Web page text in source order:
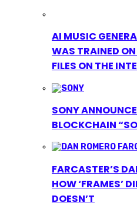
AI MUSIC
WAS TRAINED
FILES ON THE
SONY
BLOCKCHAIN
FARCASTER’S
HOW ‘FRAMES’
DOESN’T